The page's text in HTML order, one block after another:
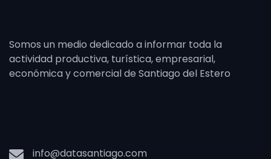
Somos un medio dedicado a informar toda la
actividad productiva, turística, empresarial,
económica y comercial de Santiago del Estero
info@datasantiago.com